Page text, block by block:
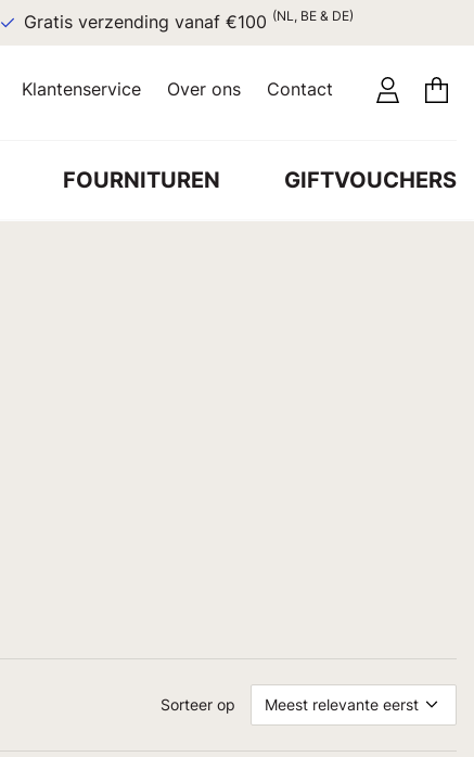
Gratis verzending vanaf €100 (NL, BE & DE)
Klantenservice Over ons Contact
FOURNITUREN GIFTVOUCHERS
Sorteer op Meest relevante eerst